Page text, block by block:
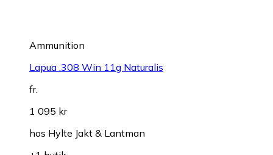
Ammunition
Lapua .308 Win 11g Naturalis
fr.
1 095 kr
hos Hylte Jakt & Lantman